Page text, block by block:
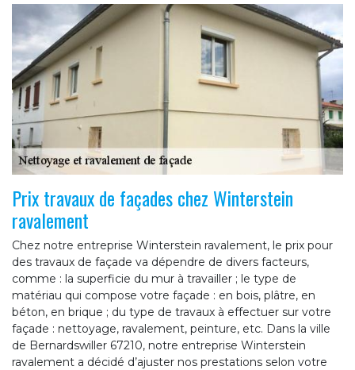
Prix travaux de façades chez Winterstein
ravalement
Chez notre entreprise Winterstein ravalement, le prix pour
des travaux de façade va dépendre de divers facteurs,
comme : la superficie du mur à travailler ; le type de
matériau qui compose votre façade : en bois, plâtre, en
béton, en brique ; du type de travaux à effectuer sur votre
façade : nettoyage, ravalement, peinture, etc. Dans la ville
de Bernardswiller 67210, notre entreprise Winterstein
ravalement a décidé d’ajuster nos prestations selon votre